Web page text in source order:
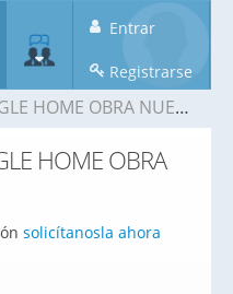
Entrar
Registrarse
OBRA NUEVA MADRID
HOME OBRA
solicítanosla ahora